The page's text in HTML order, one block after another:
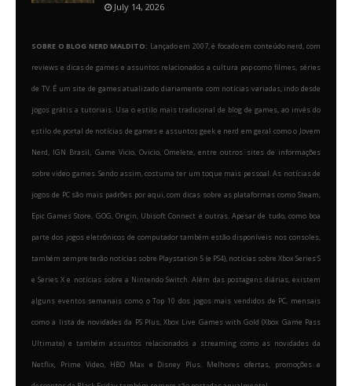
July 14, 2026
SOBRE O BLOG NERD MALDITO: Lançado em 2007, é focado em conteúdo nerd, com
reviews e dicas de games e assuntos relacionados a cultura pop como filmes, séries
de TV. É um site de games atualizado diariamente com notícias variadas, indo desde
jogos grátis a tutoriais. Usa o estilo mais tradicional de blog de games, ao invés do
estilo de portal de notícias de games e assuntos geek e nerd em geral como o Jovem
Nerd, IGN Brasil, Game Vicio, Ovicio, Omelete, entre outros sites de informações
sobre video games. Sendo assim, costuma ter um toque mais pessoal. As notícias de
jogos de PC são mais padrões por aqui, com dicas sobre as plataformas como Steam,
Epic Games Store, GOG, Origin, Ubisoft Connect e outras. Apesar de tudo, como boa
parte dos jogos eletrônicos de computador também estão disponíveis nos consoles,
também sempre terão notícias sobre Playstation 5 (e PS4), notícias sobre Xbox Series S
e Series X e notícias sobre a Nintendo Switch. Além das postagens diárias, existem
alguns eventos semanais como o Top 10 dos jogos mais vendidos de PC, mensais
como a lista de novidades da PS Plus, Xbox Live Games with Gold (Xbox Game Pass
Ultimate) e também assuntos relacionados a streaming como as novidades da
Netflix, Prime Video, HBO Max e Disney Plus. Melhores ofertas, promoções e